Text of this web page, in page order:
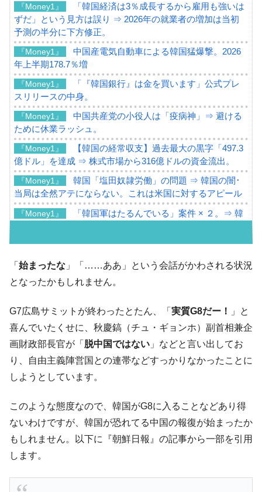
『Money1』
「韓国経済は3％成長するから雇用も強いは
ずだ」という見方は誤り ⇒ 2026年の就業者の増加は当初
予測の半分に下方修正。
『Money1』
中国産電気自動車による韓国猛爆撃。2026
年上半期178.7％増
『Money1』
「『韓国銀行』は金を買います」公式プレ
スリリースの中身。
『Money1』
中国共産党の小役人は「疫病神」⇒ 避ける
ために休業ラッシュ。
『Money1』
【韓国の経常収支】過去最大の黒字「497.3
億ドル」を達成 ⇒ 株式市場から316億ドルの資金流出。
『Money1』
韓国「塩田奴隷労働」の問題 ⇒ 韓国の闇･
当局は全然アテにならない。これは米国に対するアピール
『Money1』
「韓国軍はたるんでいる」案件 × ２。⇒ 韓
『Money1』
韓国メディアが「韓国政府と李在明が吊る
される可能性もあるのでは」とほのめかす。
『Money1』
韓国07月･物価指数「2.8％」に低下 ⇒ 実は
『Money1』
韓国･猛暑でソウル市全域「猛暑重大警報」
発令。李在明「猛暑・干ばつ対処状況点検会議」
『Money1』
【日本市場再挑戦中】韓国『現代自動車』
07月販売台数は去年のほぼ半分「71台」しか売れなかっ
た。『起亜』は9台だけ
ても」⇒ 257万人赦免したのに60万人がまた延滞者に転
落！
『Money1』
韓国K9専用砲弾･装薬自動供給装甲車両･珍
兵器「K10」が改良に乗り出す。
体だけで410億ドル、輸出全体の41％もある
「 始まったな 」「……ああ」という会話がかわされる状況
となったかもしれません。
G7広島サミットが終わったとたん、「 実質G8だー！
」と
喜んでいたくせに、秋慶鎬（チュ・ギョンホ）副首相兼企
画財政部長官が「 脱中国ではない 」などと言い出してお
り、自由主義陣営国との連帯などすっかりなかったことに
しようとしています。
このような態度なので、韓国がG8に入ることなどあり得
ないわけですが、韓国が恐れてる中国の報復が始まったか
もしれません。以下に『朝鮮日報』の記事から一部を引用
します。